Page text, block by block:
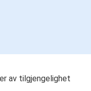
av tilgjengelighet